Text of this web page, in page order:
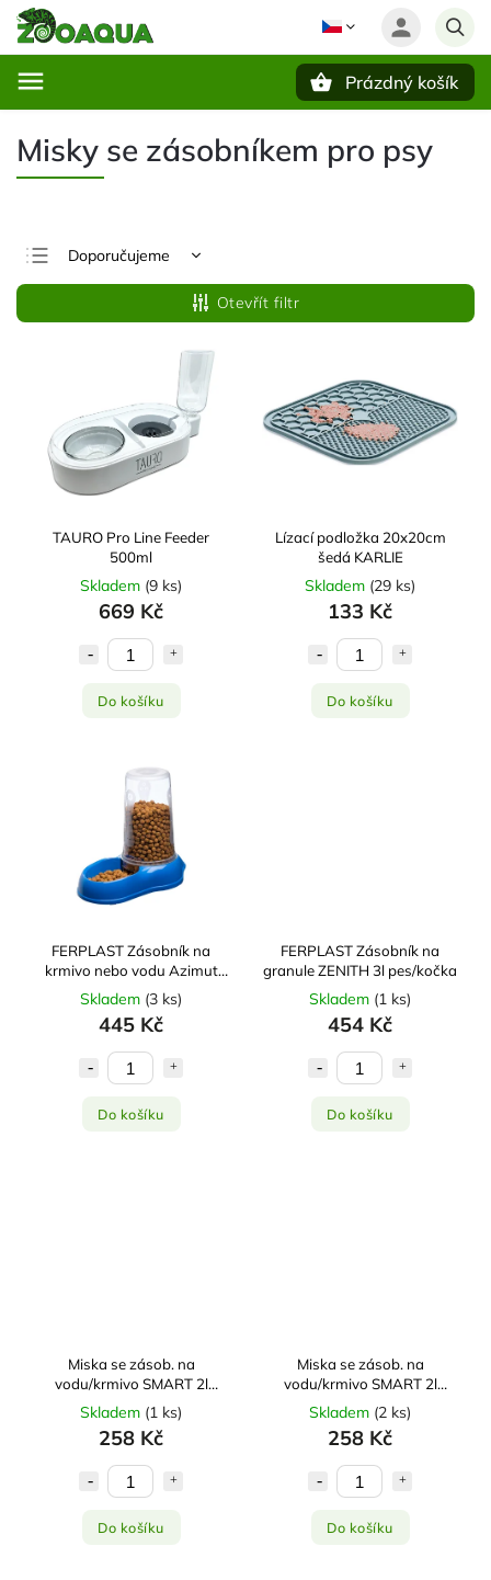
Prázdný košík
Misky se zásobníkem pro psy
Doporučujeme
Nejlevnější
Nejdražší
Otevřít filtr
TAURO Pro Line Feeder
500ml
Skladem (9 ks)
669 Kč
Do košíku
Lízací podložka 20x20cm
šedá KARLIE
Skladem (29 ks)
133 Kč
Do košíku
FERPLAST Zásobník na
krmivo nebo vodu Azimut
3000 3l
Skladem (3 ks)
445 Kč
Do košíku
FERPLAST Zásobník na
granule ZENITH 3l pes/kočka
Skladem (1 ks)
454 Kč
Do košíku
Miska se zásob. na
vodu/krmivo SMART 2l
zelená Zolux
Skladem (1 ks)
258 Kč
Do košíku
Miska se zásob. na
vodu/krmivo SMART 2l
béžová Zolux
Skladem (2 ks)
258 Kč
Do košíku